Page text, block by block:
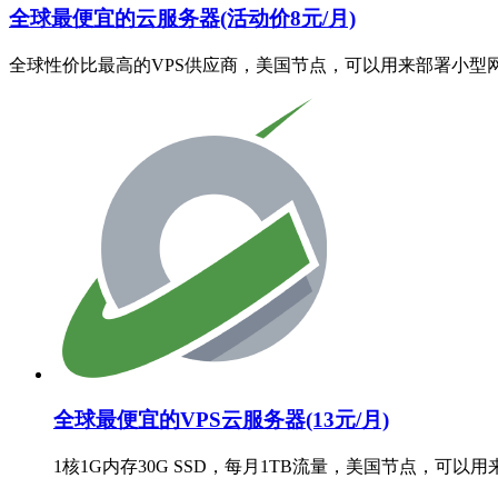
全球最便宜的云服务器(活动价8元/月)
全球性价比最高的VPS供应商，美国节点，可以用来部署小
全球最便宜的VPS云服务器(13元/月)
1核1G内存30G SSD，每月1TB流量，美国节点，可以